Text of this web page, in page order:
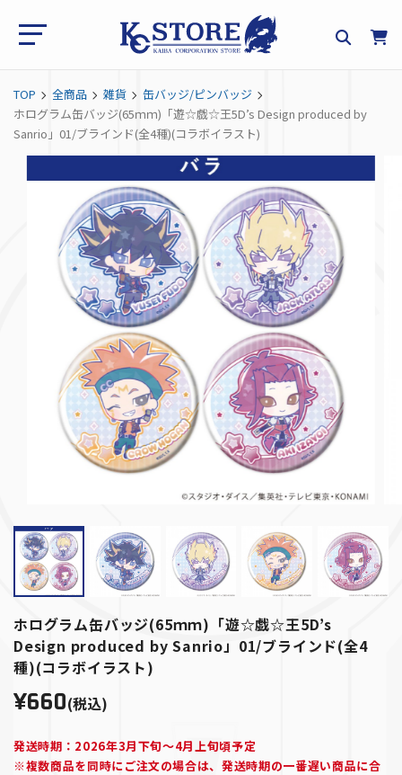
TOP 全商品 雑貨
缶バッジ/ピンバッジ
ホログラム缶バッジ(65ｍｍ)「遊☆戯☆王5D’s Design produced by
Sanrio」01/ブラインド(全4種)(コラボイラスト)
ホログラム缶バッジ(65ｍｍ)「遊☆戯☆王5D’s
Design produced by Sanrio」01/ブラインド(全4
種)(コラボイラスト)
¥660(税込)
発送時期：2026年3月下旬～4月上旬頃予定
※複数商品を同時にご注文の場合は、発送時期の一番遅い商品に合